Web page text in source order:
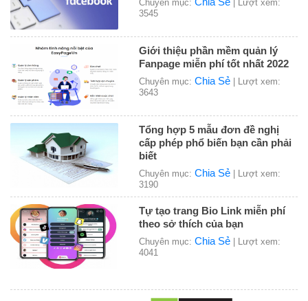
Chuyên mục:
| Lượt xem:
3545
Giới thiệu phần mềm quản lý
Fanpage miễn phí tốt nhất 2022
Chuyên mục: Chia Sẻ
| Lượt xem:
3643
Tổng hợp 5 mẫu đơn đề nghị
cấp phép phổ biến bạn cần phải
biết
Chuyên mục: Chia Sẻ
| Lượt xem:
3190
Tự tạo trang Bio Link miễn phí
theo sở thích của bạn
Chuyên mục: Chia Sẻ
| Lượt xem:
4041